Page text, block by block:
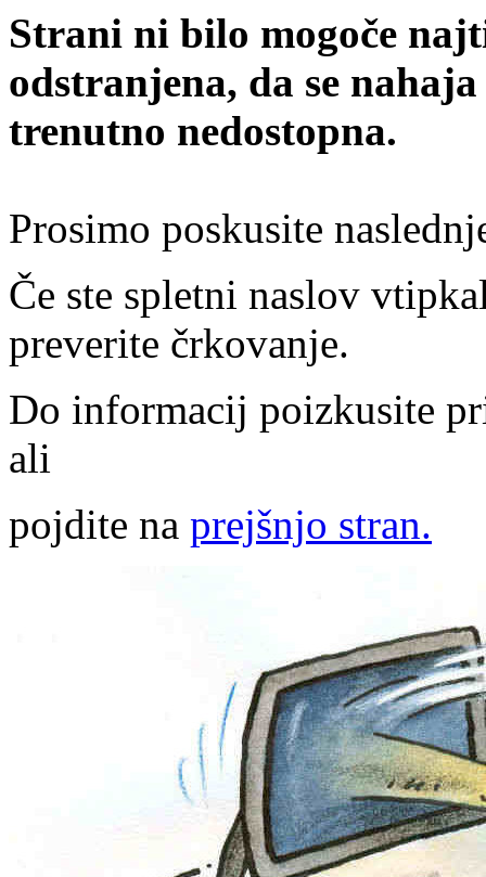
Strani ni bilo mogoče
odstranjena, da se
trenutno nedostopna.
Prosimo poskusite
Če ste spletni naslov
preverite črkovanje.
Do informacij poizkusite
ali
pojdite na prejšnjo stran.